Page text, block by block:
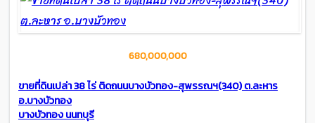
680,000,000
ขายที่ดินเปล่า 38 ไร่ ติดถนนบางบัวทอง-สุพรรณฯ(340) ต.ละหาร
อ.บางบัวทอง
บางบัวทอง นนทบุรี